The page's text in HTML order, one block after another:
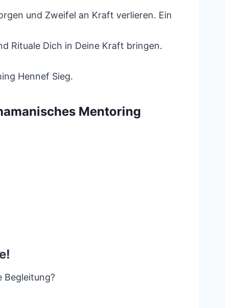
und Zweifel an Kraft verlieren. Ein
Rituale Dich in Deine Kraft bringen.
Hennef Sieg.
Mentoring
Begleitung?